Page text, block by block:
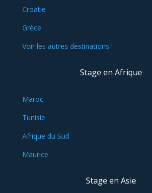
Croatie
Grèce
Voir les autres destinations !
Stage en Afrique
Maroc
Tunisie
Afrique du Sud
Maurice
Stage en Asie